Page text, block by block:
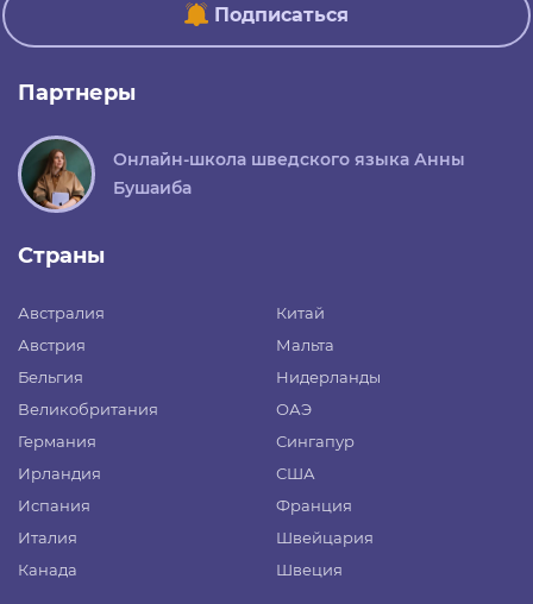
Подписаться
Партнеры
Онлайн-школа шведского языка Анны
Бушаиба
Страны
Австралия
Австрия
Бельгия
Великобритания
Германия
Ирландия
Испания
Италия
Канада
Китай
Мальта
Нидерланды
ОАЭ
Сингапур
США
Франция
Швейцария
Швеция